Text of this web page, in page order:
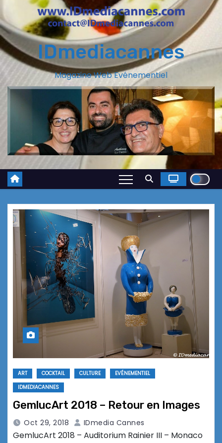
IDmediacannes
Magazine Web Evénementiel
ART COCKTAIL CULTURE
EVÉNEMENTIEL
IDMEDIACANNES
GemlucArt 2018 – Retour en Images
Oct 29, 2018 IDmedia Cannes
GemlucArt 2018 – Auditorium Rainier III – Monaco